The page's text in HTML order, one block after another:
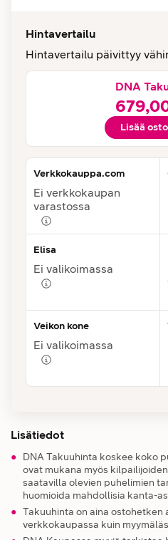
Hintavertailu
Hintavertailu päivittyy
DNA
Lisää
Verkkokauppa.com
Ei verkkokaupan
varastossa
Elisa
Ei valikoimassa
Veikon kone
Ei valikoimassa
Lisätiedot
DNA Takuuhinta koskee koko
ovat mukana myös
saatavilla olevien puhelimien
huomioida mahdollisia kanta-
Takuuhinta on aina ostohetken
verkkokaupassa kuin